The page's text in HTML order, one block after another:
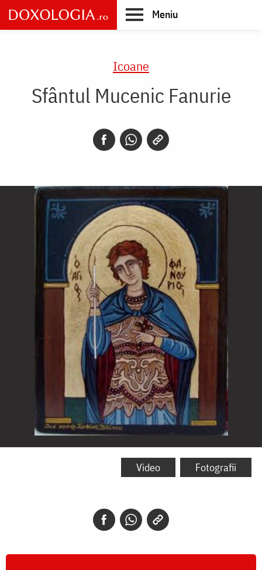
Skip
to
main
Meniu
Icoane
Sfântul Mucenic Fanurie
Sfântul
Video Fotografii